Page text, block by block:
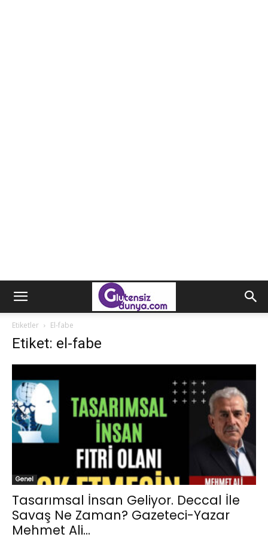
Etiketler El-fabe
Etiket: el-fabe
Genel
Tasarımsal İnsan Geliyor. Deccal İle
Savaş Ne Zaman? Gazeteci-Yazar
Mehmet Ali...